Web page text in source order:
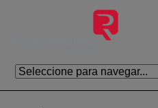
Skip to Main Content